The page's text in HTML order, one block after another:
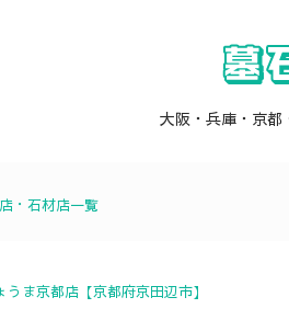
大阪・兵庫・京都
・石材店一覧
うま京都店【京都府京田辺市】